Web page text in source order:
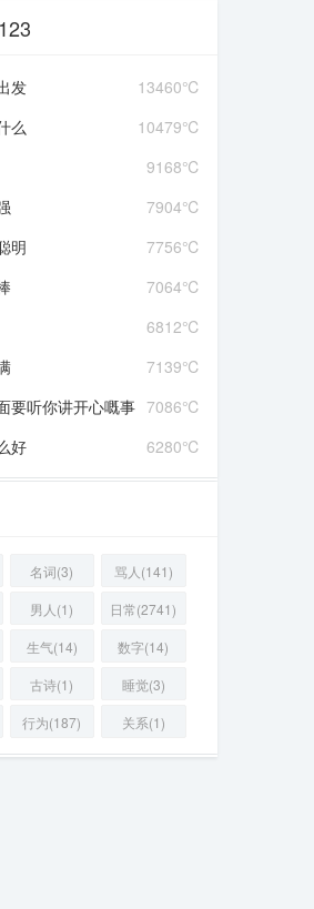
13460℃
发
10479℃
么
9168℃
7904℃
7756℃
明
7064℃
6812℃
7139℃
7086℃
要听你讲开心嘅事
6280℃
好
名词(3)
骂人(141)
男人(1)
日常(2741)
生气(14)
数字(14)
古诗(1)
睡觉(3)
行为(187) 关系(1)